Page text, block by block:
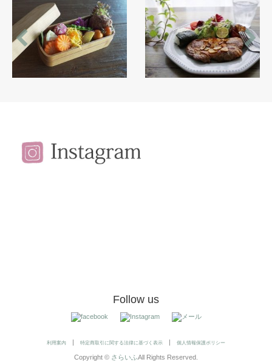
Follow us
利用案内 特定商取引に関する法律に基づく表示 個人情報保護ポリシー
Copyright © さらいふAll Rights Reserved.